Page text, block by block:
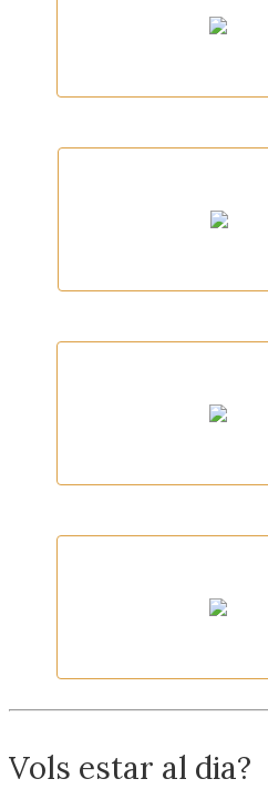
Dulce Pikika
Vols estar al dia?